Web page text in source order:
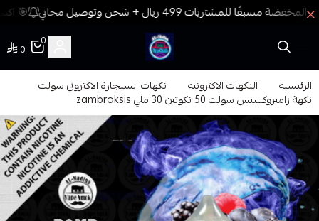
🎯
فيب المدينة
0
0
الرئيسية النكهات الاكترونية نكهات السيجارة الاكتروني سولت
نكهة زامبروكسيس سولت 50 نكوتين 30 ملي zambroksis